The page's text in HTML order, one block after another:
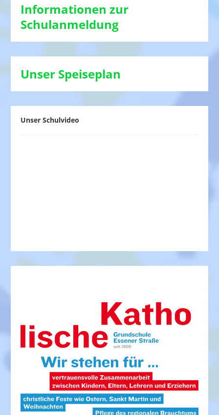
Informationen zur
Schulanmeldung
Unser Speiseplan
Unser Schulvideo